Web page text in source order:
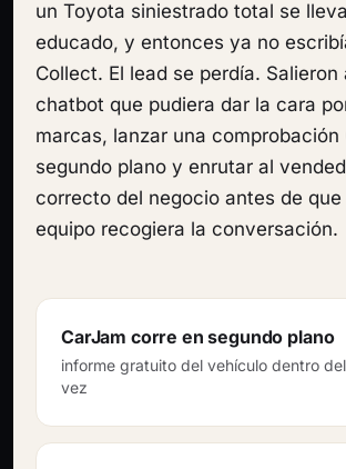
un Toyota siniestrado total se
educado, y entonces ya no
Collect. El lead se perdía. Salieron
chatbot que pudiera dar la cara
marcas, lanzar una comprobación
segundo plano y enrutar al
correcto del negocio antes de que
equipo recogiera la conversación.
CarJam corre en segundo plano
informe gratuito del vehículo dentro
vez